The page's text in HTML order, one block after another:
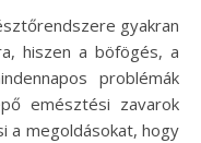
hiszen a böfögés, a
problémák
emésztési zavarok
a megoldásokat, hogy